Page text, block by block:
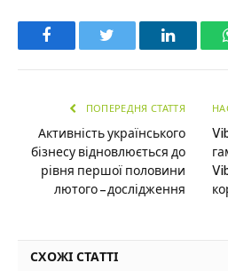
Facebook
ПОПЕРЕДНЯ СТАТТЯ
Активність українського
бізнесу відновлюється до
рівня першої половини
лютого – дослідження
СХОЖІ СТАТТІ